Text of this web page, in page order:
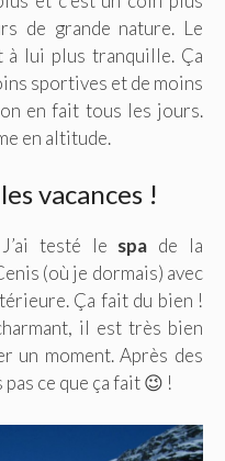
de grande nature. Le
lui plus tranquille. Ça
sportives et de moins
en fait tous les jours.
en altitude.
vacances !
testé le spa de la
(où je dormais) avec
Ça fait du bien !
il est très bien
un moment. Après des
ce que ça fait 😉 !